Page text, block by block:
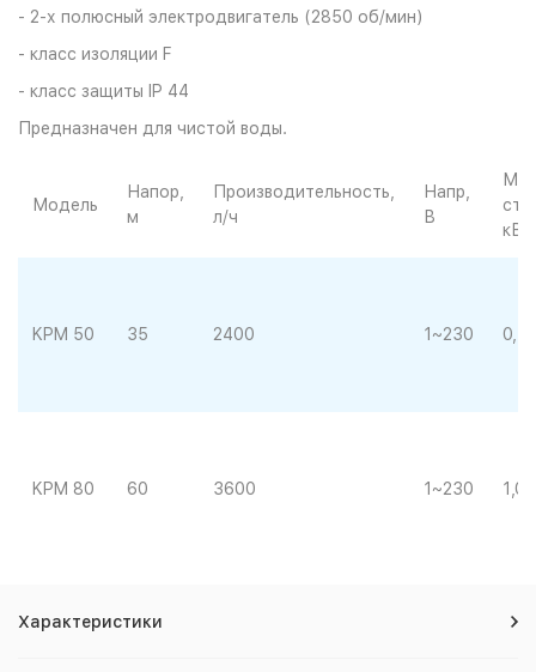
- 2-х полюсный электродвигатель (2850 об/мин)
- класс изоляции F
- класс защиты IP 44
Предназначен для чистой воды.
Модель
Напор,
м
Производительность,
л/ч
Напр,
В
сть,
кВт
KPM 50 35 2400 1~230
KPM 80 60 3600 1~230 1,00
Характеристики